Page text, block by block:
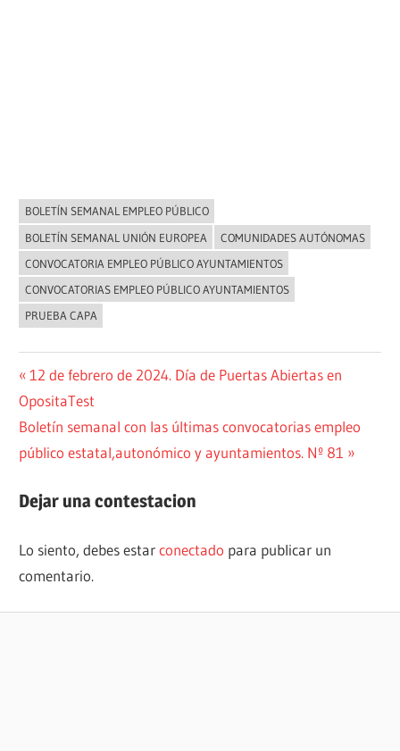
NOVEDADES
BOLETÍN SEMANAL EMPLEO PÚBLICO
BOLETÍN SEMANAL UNIÓN EUROPEA
COMUNIDADES AUTÓNOMAS
CONVOCATORIA EMPLEO PÚBLICO AYUNTAMIENTOS
CONVOCATORIAS EMPLEO PÚBLICO AYUNTAMIENTOS
PRUEBA CAPA
Navegación
de
entradas
Entrada
anterior:
12 de febrero de 2024. Día de Puertas Abiertas en
OpositaTest
Siguiente
entrada:
Boletín semanal con las últimas convocatorias empleo
público estatal,autonómico y ayuntamientos. Nº 81
Dejar una contestacion
Lo siento, debes estarconectado para publicar un
comentario.